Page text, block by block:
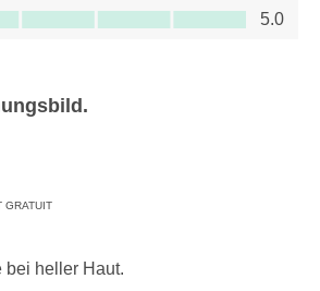
du produit, 5.0 sur 5
5.0
GRATUIT
bei heller Haut.